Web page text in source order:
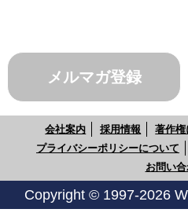
メルマガ登録
会社案内 採用情報 著作権
プライバシーポリシーについて
お問い
Copyright © 1997-2026